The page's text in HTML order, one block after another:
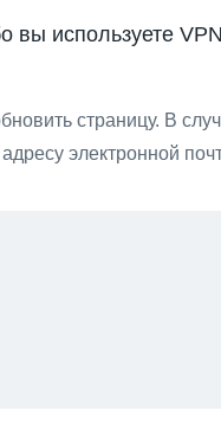
вы используете
страницу. В
электронной